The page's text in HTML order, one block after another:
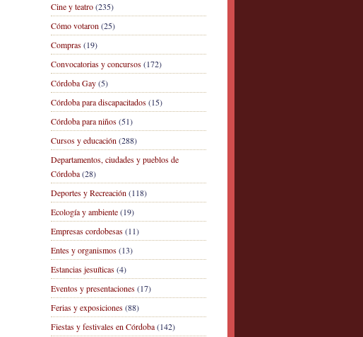
Cine y teatro(235)
Cómo votaron (25)
Compras(19)
Convocatorias y concursos(172)
Córdoba Gay(5)
Córdoba para discapacitados(15)
Córdoba para niños(51)
Cursos y educación (288)
Departamentos, ciudades y pueblos de
Córdoba(28)
Deportes y Recreación (118)
Ecología y ambiente(19)
Empresas cordobesas(11)
Entes y organismos(13)
Estancias jesuíticas(4)
Eventos y presentaciones(17)
Ferias y exposiciones(88)
Fiestas y festivales en Córdoba(142)